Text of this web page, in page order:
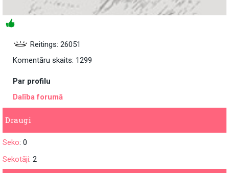
Reitings: 26051
Komentāru skaits: 1299
Par profilu
Dalība forumā
Draugi
Seko: 0
Sekotāji: 2